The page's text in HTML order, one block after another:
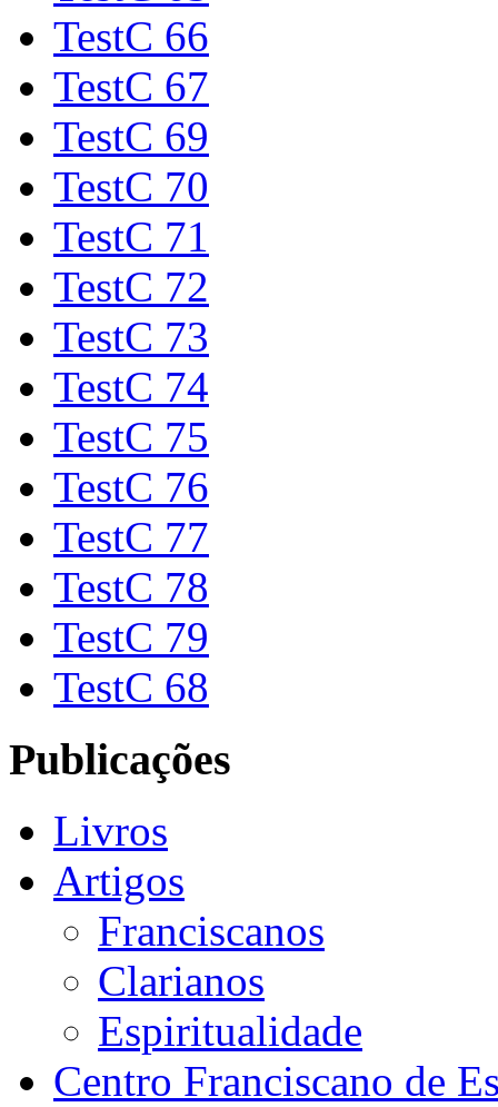
TestC 66
TestC 67
TestC 69
TestC 70
TestC 71
TestC 72
TestC 73
TestC 74
TestC 75
TestC 76
TestC 77
TestC 78
TestC 79
TestC 68
Publicações
Livros
Artigos
Franciscanos
Clarianos
Espiritualidade
Centro Franciscano de